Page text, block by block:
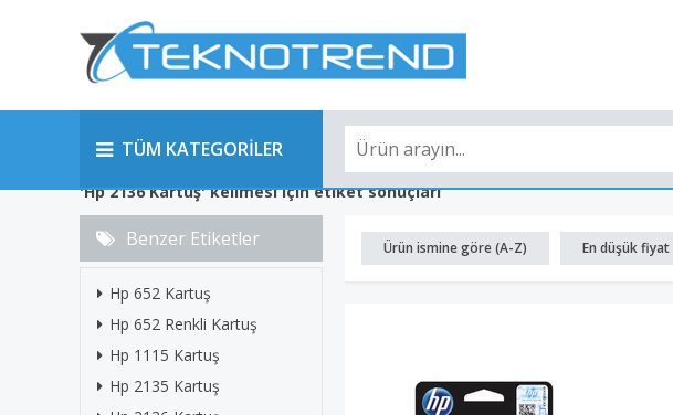
TÜM KATEGORİLER
'Hp 2136 Kartuş' kelimesi için etiket sonuçları
Benzer Etiketler
Hp 652 Kartuş
Hp 652 Renkli Kartuş
Hp 1115 Kartuş
Hp 2135 Kartuş
Ürün ismine göre (A-Z) En düşük fiyat